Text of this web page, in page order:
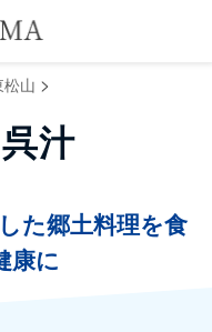
松山 >
汁
た郷土料理を食
康に